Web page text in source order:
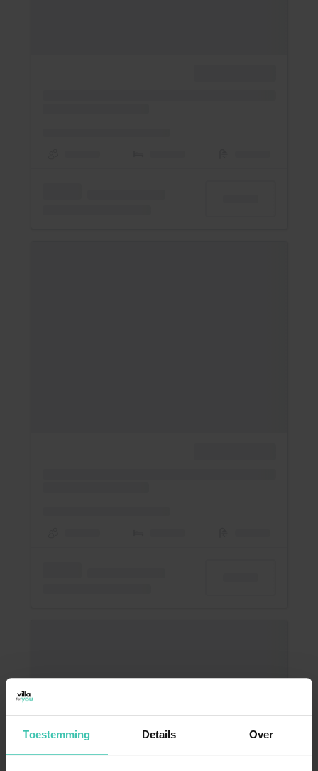
Toestemming Details Over